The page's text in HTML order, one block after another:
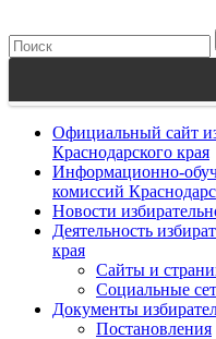
Официальный сайт
Краснодарского края
Информационно-
комиссий
Новости
Деятельность
края
Сайты и
Социальные
Документы
Постановления